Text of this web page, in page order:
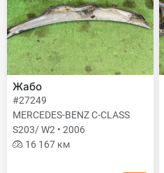
Жабо
#27249
MERCEDES-BENZ C-CLASS
S203/ W2 • 2006
16 167 км